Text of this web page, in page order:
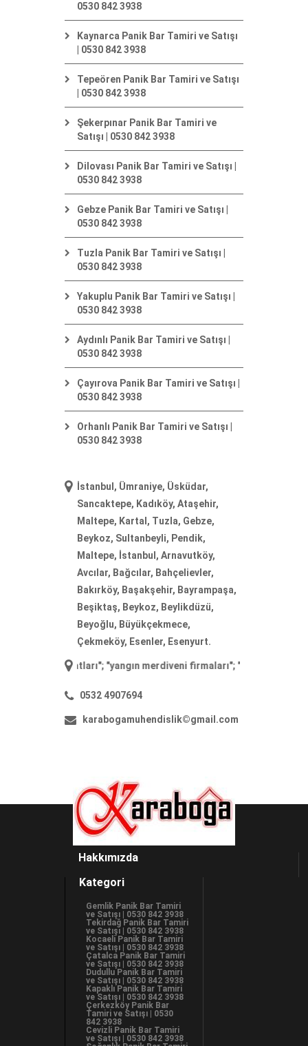
0530 842 3938
Kaynarca Panik Bar Tamiri ve Satışı
| 0530 842 3938
Tepeören Panik Bar Tamiri ve Satışı
| 0530 842 3938
Şekerpınar Panik Bar Tamiri ve
Satışı | 0530 842 3938
Dilovası Panik Bar Tamiri ve Satışı |
0530 842 3938
Gebze Panik Bar Tamiri ve Satışı |
0530 842 3938
Tuzla Panik Bar Tamiri ve Satışı |
0530 842 3938
Yakuplu Panik Bar Tamiri ve Satışı |
0530 842 3938
Aydınlı Panik Bar Tamiri ve Satışı |
0530 842 3938
Çayırova Panik Bar Tamiri ve Satışı |
0530 842 3938
Orhanlı Panik Bar Tamiri ve Satışı |
0530 842 3938
İstanbul, Ümraniye, Üsküdar,
Sancaktepe, Kadıköy, Ataşehir,
Maltepe, Kartal, Tuzla, Gebze,
Beykoz, Sultanbeyli, Pendik,
Maltepe, İstanbul, Arnavutköy,
Avcılar, Bağcılar, Bahçelievler,
Bakırköy, Başakşehir, Bayrampaşa,
Beşiktaş, Beykoz, Beylikdüzü,
Beyoğlu, Büyükçekmece,
Çekmeköy, Esenler, Esenyurt.
yangın merdiveni firmaları"; "yangın merdiveni imalatı
0532 4907694
karabogamuhendislik©gmail.com
Hakkımızda
Kategori
Gemlik Panik Bar Tamiri
ve Satışı | 0530 842 3938
Tekirdağ Panik Bar Tamiri
ve Satışı | 0530 842 3938
Kocaeli Panik Bar Tamiri
ve Satışı | 0530 842 3938
Çatalca Panik Bar Tamiri
ve Satışı | 0530 842 3938
Dudullu Panik Bar Tamiri
ve Satışı | 0530 842 3938
Kapaklı Panik Bar Tamiri
ve Satışı | 0530 842 3938
Çerkezköy Panik Bar
Tamiri ve Satışı | 0530
842 3938
Cevizli Panik Bar Tamiri
ve Satışı | 0530 842 3938